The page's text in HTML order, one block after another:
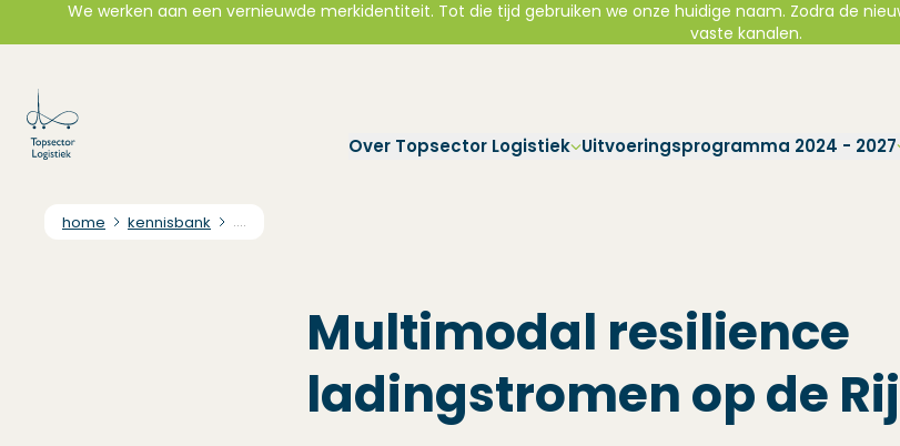
Direct naar hoofdinhoud
Direct naar hoofdnavigatie
Direct naar footer
We werken aan een vernieuwde merkidentiteit. Tot die tijd gebruiken we onze huidige naam. Zodra de
vaste kanalen.
Over Topsector Logistiek Uitvoeringsprogramma 2024 - 2027
home kennisbank ....
Multimodal resilience
ladingstromen op de